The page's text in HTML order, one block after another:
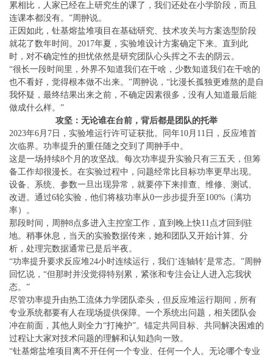
累相比，人家已经在上研究生的课了，我们还处在小学阶段，而且
连课本都没有。”周翀说。
正因如此，钍基熔盐堆项目在基础研究、技术攻关与方案选型阶段
就花了数年时间。2017年夏，实验堆设计方案确定下来。直到此
时，对不确定性的担忧依然是研究团队心头挥之不去的阴云。
“很长一段时间里，外界不知道我们在干啥，少数知道我们在干啥的
也不看好，觉得根本做不出来。”周翀说，“比漫长孤独更难熬的是自
我怀疑，最终结果出来之前，不确定因素很多，没有人知道最后能
做成什么样。”
攻坚：无论谁在台前，背后都是团队的托举
2023年6月7日，实验堆运行许可证获批。同年10月11日，反应堆首
次临界。功率提升的重任随之交到了周翀手中。
这是一场持续8个月的攻坚战。每次功率提升实验只有三五天，但筹
备工作却很漫长。在实验过程中，问题经常比目标功率更早出现。
设备、系统、参数一旦出现异常，就要停下来排查、维修、测试、
改进。通过6轮实验，他们将核功率从0一步步提升至100%（满功
率）。
那段时间，周翀8点多进入主控室工作，直到晚上快11点才回到驻
地。稍事休息，当天的实验数据传来，她和团队又开始计算、分
析，处理完数据通常已是后半夜。
“功率提升要求反应堆24小时连续运行，我们‘连轴转’是常态。”周翀
回忆说，“但那时并没觉得特别累，紧张和专注会让人进入忘我状
态。”
尽管功率提升由热工流体力学团队牵头，但反应堆运行期间，所有
专业系统都要有人在现场提供保障。一个系统出问题，相关团队会
冲在前面，其他人则全力“打掩护”。锚定共同目标、共同解决困难的
过程让大家对技术问题的理解和认知趋向一致。
“钍基熔盐堆项目离不开任何一个专业、任何一个人。无论哪个专业